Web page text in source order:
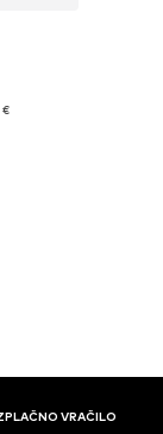
€
VRAČILO